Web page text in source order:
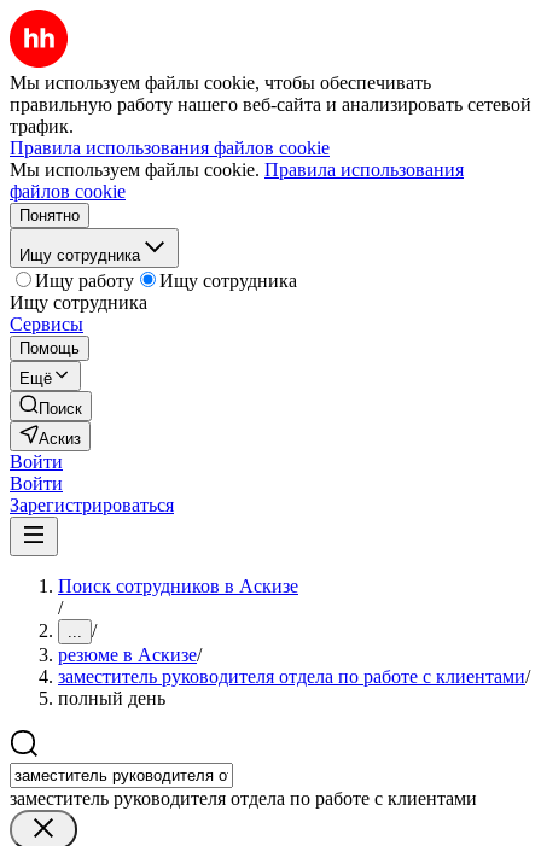
Мы используем файлы cookie, чтобы обеспечивать
правильную работу нашего веб-сайта и анализировать сетевой
трафик.
Правила использования файлов cookie
Мы используем файлы cookie. Правила использования
файлов cookie
Понятно
Ищу сотрудника
Ищу работу
Ищу сотрудника
Ищу сотрудника
Сервисы
Помощь
Ещё
Поиск
Аскиз
Войти
Войти
Зарегистрироваться
Поиск сотрудников в Аскизе
/
... /
резюме в Аскизе/
заместитель руководителя отдела по работе с клиентами/
полный день
заместитель руководителя отдела по работе с клиентами